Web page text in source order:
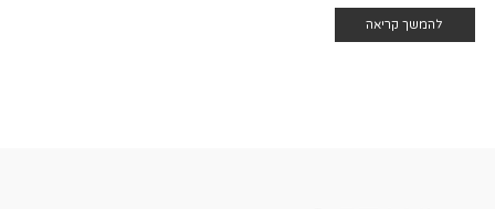
להמשך קריאה